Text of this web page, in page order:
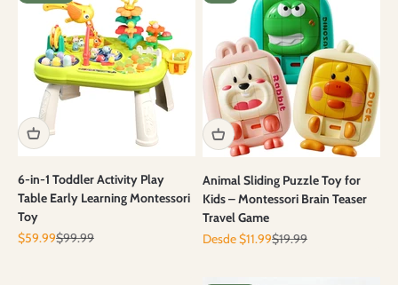
6-in-1 Toddler Activity Play
Table Early Learning Montessori
Toy
Precio de oferta
$59.99Precio normal
$99.99
Animal Sliding Puzzle Toy for
Kids – Montessori Brain Teaser
Travel Game
Precio de oferta
Desde $11.99Precio normal
$19.99